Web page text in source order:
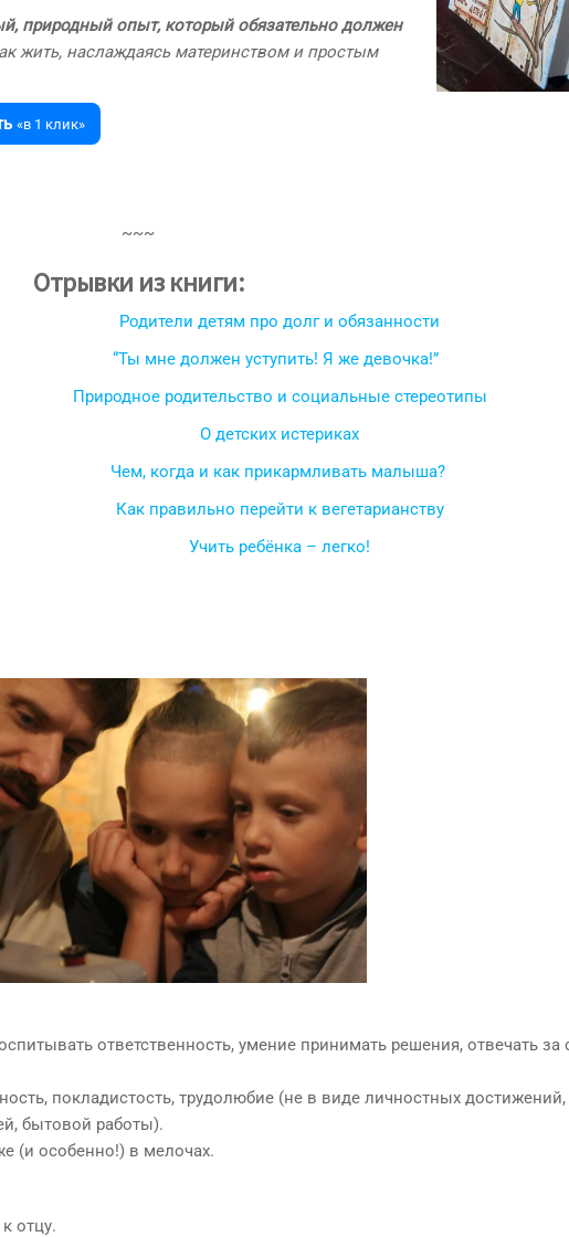
природный опыт, который обязательно должен
жить, наслаждаясь материнством и простым
«в 1 клик»
~~~
Отрывки из книги:
Родители детям про долг и обязанности
“Ты мне должен уступить! Я же девочка!”
Природное родительство и социальные стереотипы
О детских истериках
Чем, когда и как прикармливать малыша?
Как правильно перейти к вегетарианству
Учить ребёнка – легко!
ответственность, умение принимать решения, отвечать за
покладистость, трудолюбие (не в виде личностных достижений,
бытовой работы).
(и особенно!) в мелочах.
отцу.